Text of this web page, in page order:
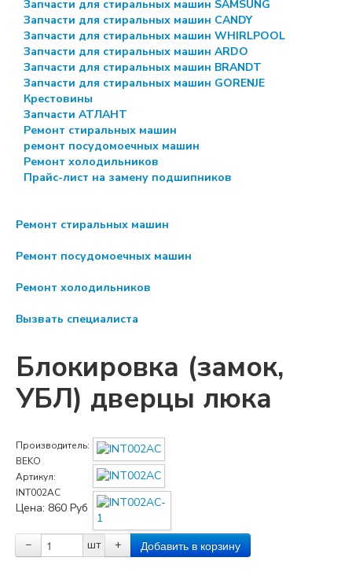
Запчасти для стиральных машин SAMSUNG
Запчасти для стиральных машин CANDY
Запчасти для стиральных машин WHIRLPOOL
Запчасти для стиральных машин ARDO
Запчасти для стиральных машин BRANDT
Запчасти для стиральных машин GORENJE
Крестовины
Запчасти АТЛАНТ
Ремонт стиральных машин
ремонт посудомоечных машин
Ремонт холодильников
Прайс-лист на замену подшипников
Ремонт стиральных машин
Ремонт посудомоечных машин
Ремонт холодильников
Вызвать специалиста
Блокировка (замок,
УБЛ) дверцы люка
Производитель:
BEKO
Артикул:
INT002AC
Цена: 860 Руб
− шт +